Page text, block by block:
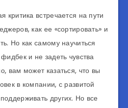
критика встречается на пути
как ее «сортировать» и
Но как самому научиться
и не задеть чувства
вам может казаться, что вы
в компании, с развитой
других. Но все